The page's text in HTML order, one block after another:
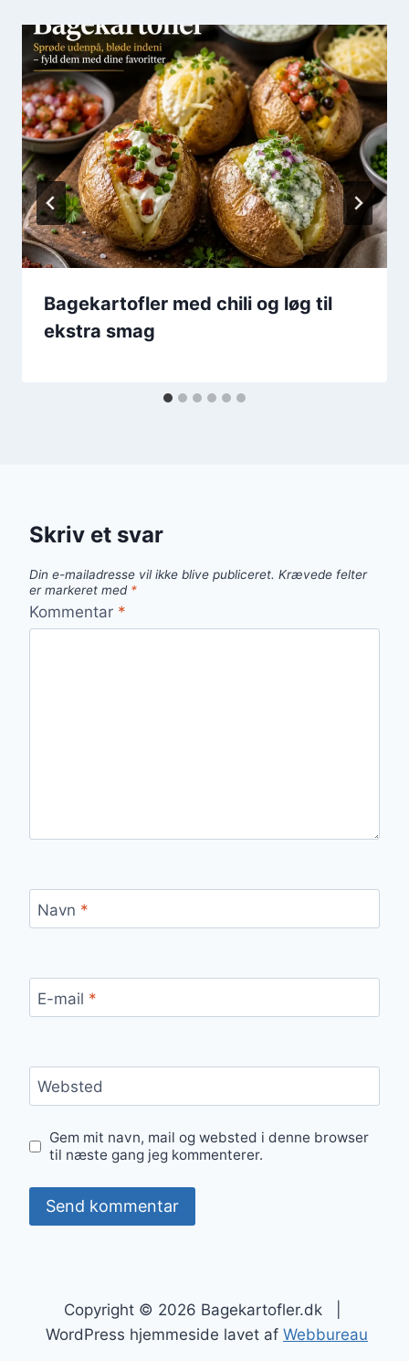
Bagekartofler med chili og løg til
ekstra smag
Skriv et svar
Din e-mailadresse vil ikke blive publiceret. Krævede felter
er markeret med *
Kommentar *
Navn *
E-mail *
Websted
Gem mit navn, mail og websted i denne browser
til næste gang jeg kommenterer.
Copyright © 2026 Bagekartofler.dk |
WordPress hjemmeside lavet af Webbureau